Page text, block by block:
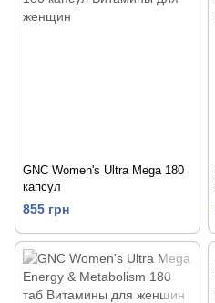
GNC Women's Ultra Mega 180
капсул
855 грн